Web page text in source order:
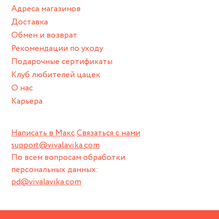
Для надежного хранения мы доставляем все изделия в
нашей фирменной коробке или упаковке бренда.
Пожалуйста, используйте эту упаковку для хранения,
пока не носите украшение на себе.
Написать в МаксСвязаться с нами
support@vivalavika.com
По всем вопросам обработки
персональных данных:
pd@vivalavika.com
Адреса магазинов
Доставка
Обмен и возврат
Рекомендации по уходу
Подарочные сертификаты
Клуб любителей цацек
О нас
Карьера